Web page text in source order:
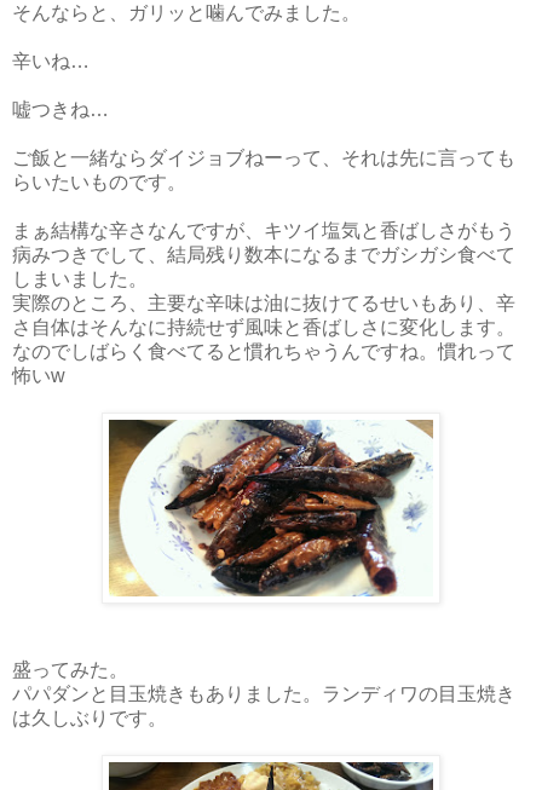
そんならと、ガリッと噛んでみました。
辛いね…
嘘つきね…
ご飯と一緒ならダイジョブねーって、それは先に言っても
らいたいものです。
まぁ結構な辛さなんですが、キツイ塩気と香ばしさがもう
病みつきでして、結局残り数本になるまでガシガシ食べて
しまいました。
実際のところ、主要な辛味は油に抜けてるせいもあり、辛
さ自体はそんなに持続せず風味と香ばしさに変化します。
なのでしばらく食べてると慣れちゃうんですね。慣れって
怖いw
盛ってみた。
パパダンと目玉焼きもありました。ランディワの目玉焼き
は久しぶりです。